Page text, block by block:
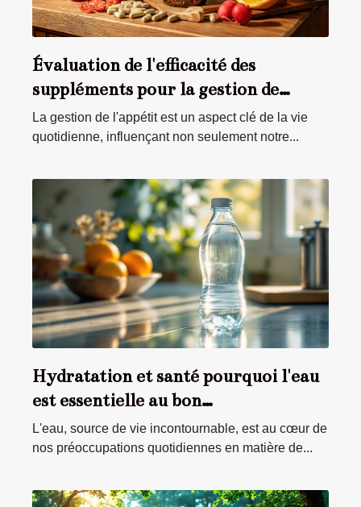
Évaluation de l'efficacité des
suppléments pour la gestion de
l'appétit
La gestion de l'appétit est un aspect clé de la vie
quotidienne, influençant non seulement notre...
Hydratation et santé pourquoi l'eau
est essentielle au bon
fonctionnement de l'organisme
L'eau, source de vie incontournable, est au cœur de
nos préoccupations quotidiennes en matière de...